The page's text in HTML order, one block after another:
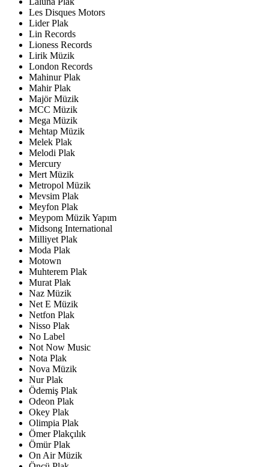
Les Disques Motors
Lider Plak
Lin Records
Lioness Records
Lirik Müzik
London Records
Mahinur Plak
Mahir Plak
Majör Müzik
MCC Müzik
Mega Müzik
Mehtap Müzik
Melek Plak
Melodi Plak
Mercury
Mert Müzik
Metropol Müzik
Mevsim Plak
Meyfon Plak
Meypom Müzik Yapım
Midsong International
Milliyet Plak
Moda Plak
Motown
Muhterem Plak
Murat Plak
Naz Müzik
Net E Müzik
Netfon Plak
Nisso Plak
No Label
Not Now Music
Nota Plak
Nova Müzik
Nur Plak
Ödemiş Plak
Odeon Plak
Okey Plak
Olimpia Plak
Ömer Plakçılık
Ömür Plak
On Air Müzik